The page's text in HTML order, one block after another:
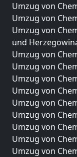
Umzug von
Umzug von
Umzug von
und
Umzug von
Umzug von
Umzug von
Umzug von
Umzug von
Umzug von
Umzug von
Umzug von
Umzug von